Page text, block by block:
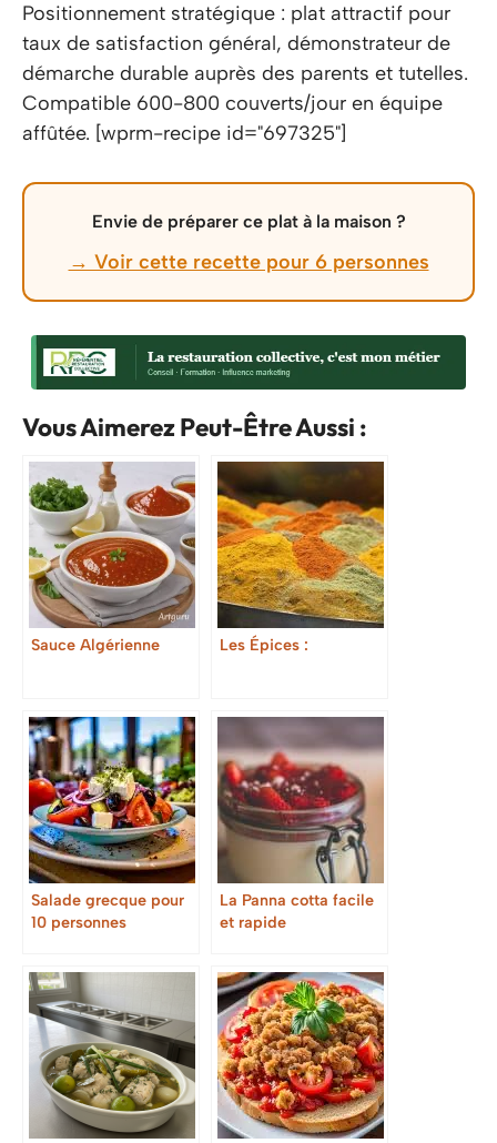
Positionnement stratégique : plat attractif pour
taux de satisfaction général, démonstrateur de
démarche durable auprès des parents et tutelles.
Compatible 600-800 couverts/jour en équipe
affûtée. [wprm-recipe id="697325"]
Envie de préparer ce plat à la maison ?
→ Voir cette recette pour 6 personnes
Vous Aimerez Peut-Être Aussi :
Sauce Algérienne Les Épices :
Salade grecque pour
10 personnes
La Panna cotta facile
et rapide